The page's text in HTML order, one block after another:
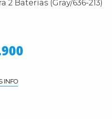
2 Baterías (Gray/636-213)
INFO